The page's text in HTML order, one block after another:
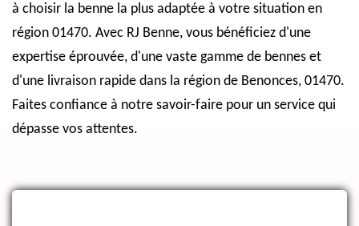
à choisir la benne la plus adaptée à votre situation en
région 01470. Avec RJ Benne, vous bénéficiez d'une
expertise éprouvée, d'une vaste gamme de bennes et
d'une livraison rapide dans la région de Benonces, 01470.
Faites confiance à notre savoir-faire pour un service qui
dépasse vos attentes.